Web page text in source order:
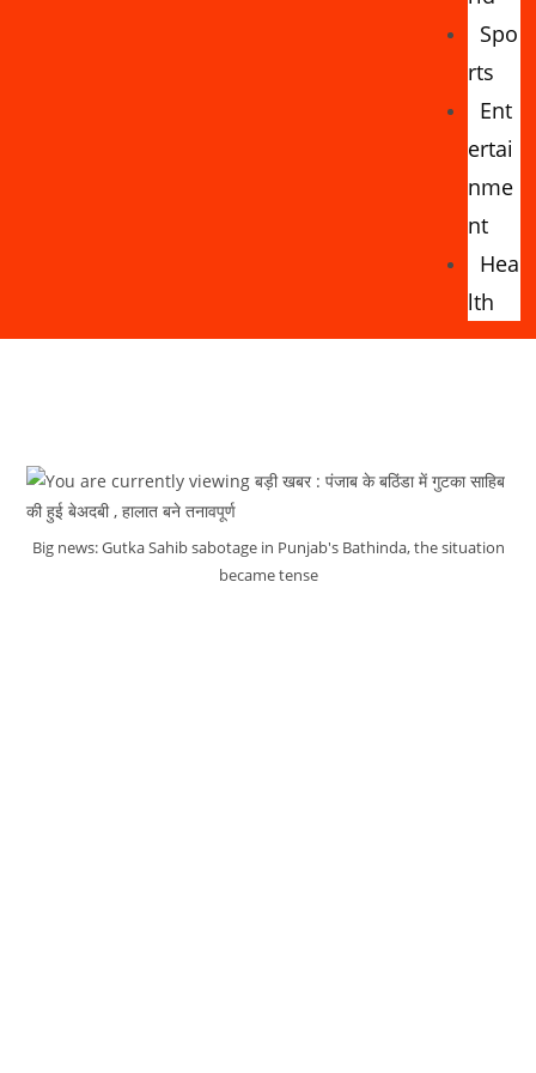
Spo
rts
Ent
ertai
nme
nt
Hea
lth
Big news: Gutka Sahib sabotage in Punjab's Bathinda, the situation
became tense